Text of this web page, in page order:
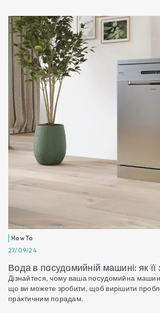
How To
27/09/24
Вода в посудомийній машині: як її
Дізнайтеся, чому ваша посудомийна
що ви можете зробити, щоб вирішити
практичним порадам.